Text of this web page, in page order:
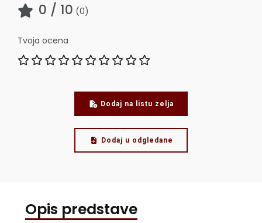
0 / 10 (0)
Tvoja ocena
Dodaj na listu zelja
Dodaj u odgledane
Opis predstave